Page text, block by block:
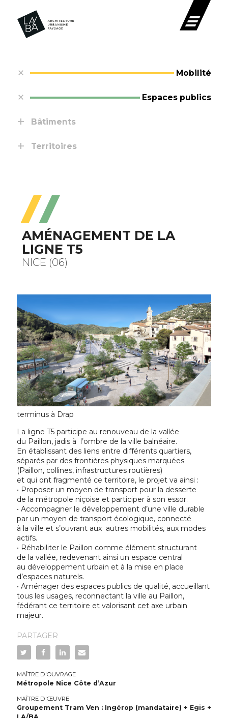
Mobilité
Espaces publics
Bâtiments
Territoires
AMÉNAGEMENT DE LA
LIGNE T5
NICE (06)
terminus à Drap
La ligne T5 participe au renouveau de la vallée
du Paillon, jadis à l’ombre de la ville balnéaire.
En établissant des liens entre différents quartiers,
séparés par des frontières physiques marquées
(Paillon, collines, infrastructures routières)
et qui ont fragmenté ce territoire, le projet va ainsi :
• Proposer un moyen de transport pour la desserte
de la métropole niçoise et participer à son essor.
• Accompagner le développement d’une ville durable
par un moyen de transport écologique, connecté
à la ville et s’ouvrant aux autres mobilités, aux modes
actifs.
• Réhabiliter le Paillon comme élément structurant
de la vallée, redevenant ainsi un espace central
au développement urbain et à la mise en place
d’espaces naturels.
• Aménager des espaces publics de qualité, accueillant
tous les usages, reconnectant la ville au Paillon,
fédérant ce territoire et valorisant cet axe urbain
majeur.
PARTAGER
MAÎTRE D'OUVRAGE
Métropole Nice Côte d’Azur
MAÎTRE D'ŒUVRE
Groupement Tram Ven : Ingérop (mandataire) + Egis +